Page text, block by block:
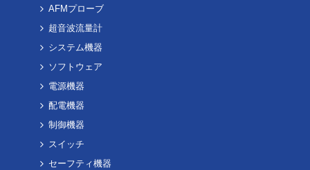
AFMプローブ
超音波流量計
システム機器
ソフトウェア
電源機器
配電機器
制御機器
スイッチ
セーフティ機器